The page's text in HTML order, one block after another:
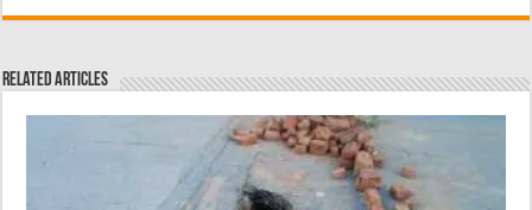
c
e
b
it
r
C
at
ai ss
n
g
er
at
A
p
p
Related Articles